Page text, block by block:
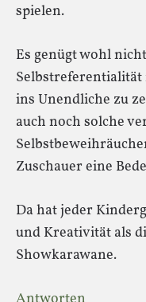
spielen.
Es genügt wohl
Selbstreferentialität
ins Unendliche zu
auch noch solche
Zuschauer eine
Da hat jeder
und Kreativität als
Showkarawane.